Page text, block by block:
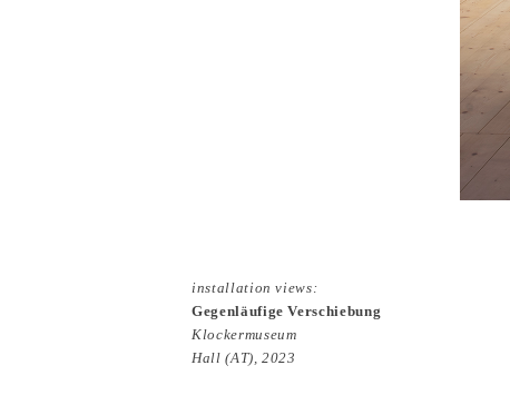
installation views:
Gegenläufige Verschiebung
Klockermuseum
Hall (AT), 2023